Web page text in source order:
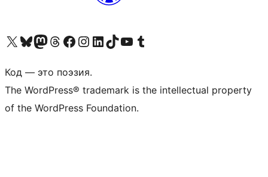
Посетите нас в X (ранее Twitter)
Посетите нашу учётную запись в Bluesky
Посетите нашу ленту в Mastodon
Посетите нашу учётную запись в Threads
Посетите нашу страницу на Facebook
Посетите наш Instagram
Посетите нашу страницу в LinkedIn
Посетите нашу учётную запись в TikTok
Посетите наш канал YouTube
Посетите нашу учётную запись в Tumblr
Код — это поэзия.
The WordPress® trademark is the intellectual property
of the WordPress Foundation.